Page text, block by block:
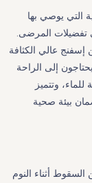
التي يوصي بها
تفضيلات المرضى.
إسفنج عالي الكثافة
إلى الراحة
وتتميز
بيئة صحية
أثناء النوم